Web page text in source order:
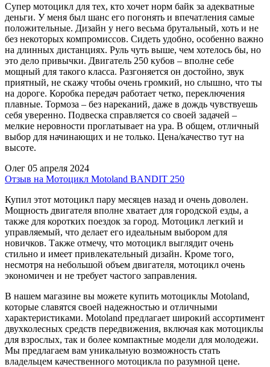
Супер мотоцикл для тех, кто хочет норм байк за адекватные
деньги. У меня был шанс его погонять и впечатления самые
положительные. Дизайн у него весьма брутальный, хоть и не
без некоторых компромиссов. Сидеть удобно, особенно важно
на длинных дистанциях. Руль чуть выше, чем хотелось бы, но
это дело привычки. Двигатель 250 кубов – вполне себе
мощный для такого класса. Разгоняется он достойно, звук
приятный, не скажу чтобы очень громкий, но слышно, что ты
на дороге. Коробка передач работает четко, переключения
плавные. Тормоза – без нареканий, даже в дождь чувствуешь
себя уверенно. Подвеска справляется со своей задачей –
мелкие неровности проглатывает на ура. В общем, отличный
выбор для начинающих и не только. Цена/качество тут на
высоте.
Олег 05 апреля 2024
Отзыв на Мотоцикл Motoland BANDIT 250
Купил этот мотоцикл пару месяцев назад и очень доволен.
Мощность двигателя вполне хватает для городской езды, а
также для коротких поездок за город. Мотоцикл легкий и
управляемый, что делает его идеальным выбором для
новичков. Также отмечу, что мотоцикл выглядит очень
стильно и имеет привлекательный дизайн. Кроме того,
несмотря на небольшой объем двигателя, мотоцикл очень
экономичен и не требует частого заправления.
В нашем магазине вы можете купить мотоциклы Motoland,
которые славятся своей надежностью и отличными
характеристиками. Motoland предлагает широкий ассортимент
двухколесных средств передвижения, включая как мотоциклы
для взрослых, так и более компактные модели для молодежи.
Мы предлагаем вам уникальную возможность стать
владельцем качественного мотоцикла по разумной цене.